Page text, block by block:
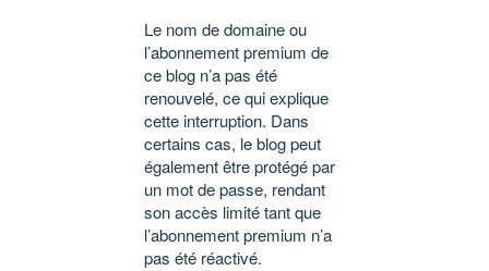
Le nom de domaine ou
l’abonnement premium de
ce blog n’a pas été
renouvelé, ce qui explique
cette interruption. Dans
certains cas, le blog peut
également être protégé par
un mot de passe, rendant
son accès limité tant que
l’abonnement premium n’a
pas été réactivé.